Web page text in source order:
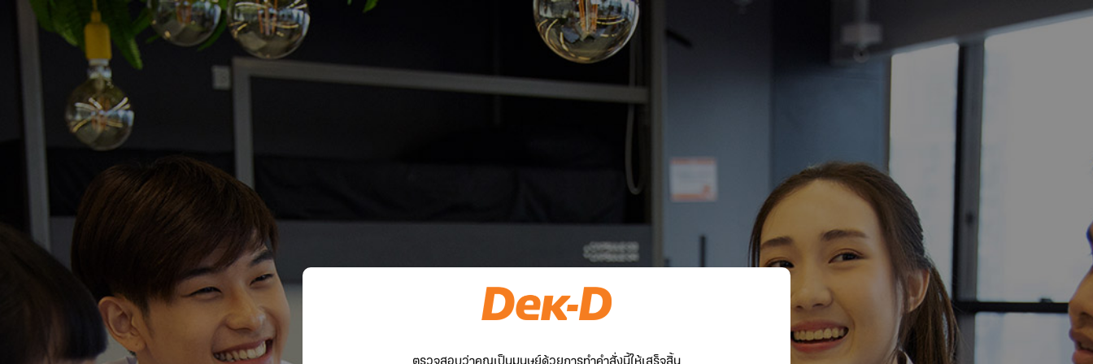
ตรวจสอบว่าคุณเป็นมนุษย์ด้วยการทำคำสั่งนี้ให้เสร็จสิ้น